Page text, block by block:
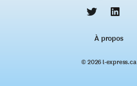
À propos
© 2026 l‑express.ca